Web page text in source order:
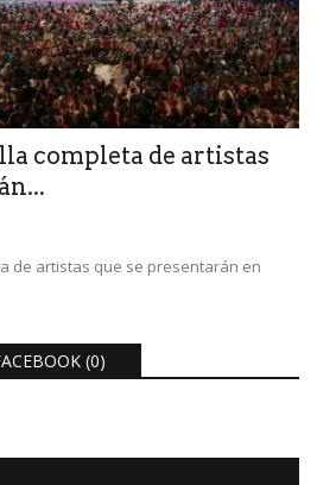
completa de artistas
de artistas que se presentarán en
(0)